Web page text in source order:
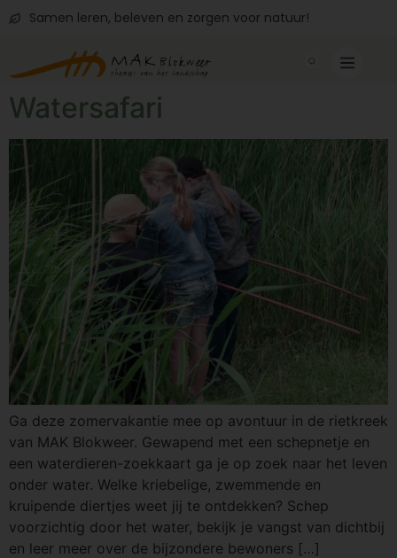
Samen leren, beleven en zorgen voor natuur!
Watersafari
Ga deze zomervakantie mee op avontuur in de rietkreek
van MAK Blokweer. Gewapend met een schepnetje en
een waterdieren-zoekkaart ga je op zoek naar het leven
onder water. Welke kriebelige, zwemmende en
kruipende diertjes weet jij te ontdekken? Schep
voorzichtig door het water, bekijk je vangst van dichtbij
en leer meer over de bijzondere bewoners […]